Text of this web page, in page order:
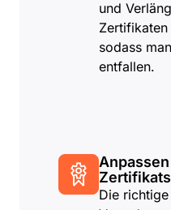
und
sodass
entfallen.
Die